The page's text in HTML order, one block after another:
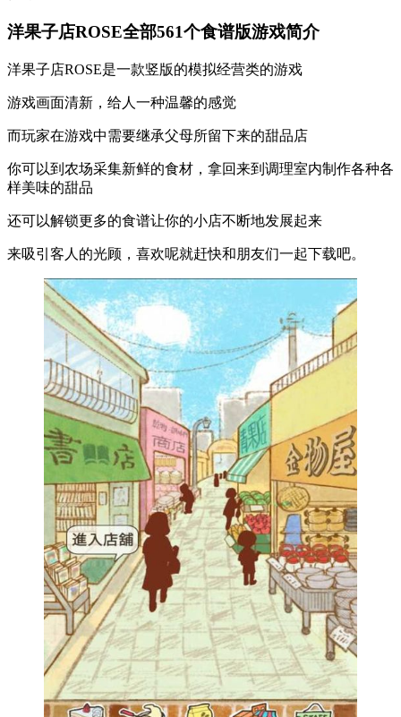
洋果子店ROSE全部561个食谱版游戏简介
洋果子店ROSE是一款竖版的模拟经营类的游戏
游戏画面清新，给人一种温馨的感觉
而玩家在游戏中需要继承父母所留下来的甜品店
你可以到农场采集新鲜的食材，拿回来到调理室内制作各种各
样美味的甜品
还可以解锁更多的食谱让你的小店不断地发展起来
来吸引客人的光顾，喜欢呢就赶快和朋友们一起下载吧。